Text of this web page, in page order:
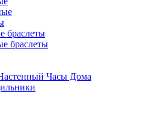
браслеты
браслеты
Часы Дома